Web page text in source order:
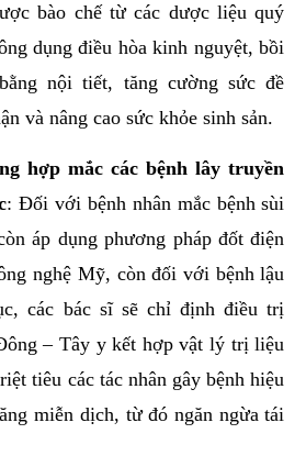
bào chế từ các dược liệu quý
dụng điều hòa kinh nguyệt, bồi
nội tiết, tăng cường sức đề
và nâng cao sức khỏe sinh sản.
hợp mắc các bệnh lây truyền
: Đối với bệnh nhân mắc bệnh sùi
áp dụng phương pháp đốt điện
nghệ Mỹ, còn đối với bệnh lậu
các bác sĩ sẽ chỉ định điều trị
– Tây y kết hợp vật lý trị liệu
tiêu các tác nhân gây bệnh hiệu
miễn dịch, từ đó ngăn ngừa tái